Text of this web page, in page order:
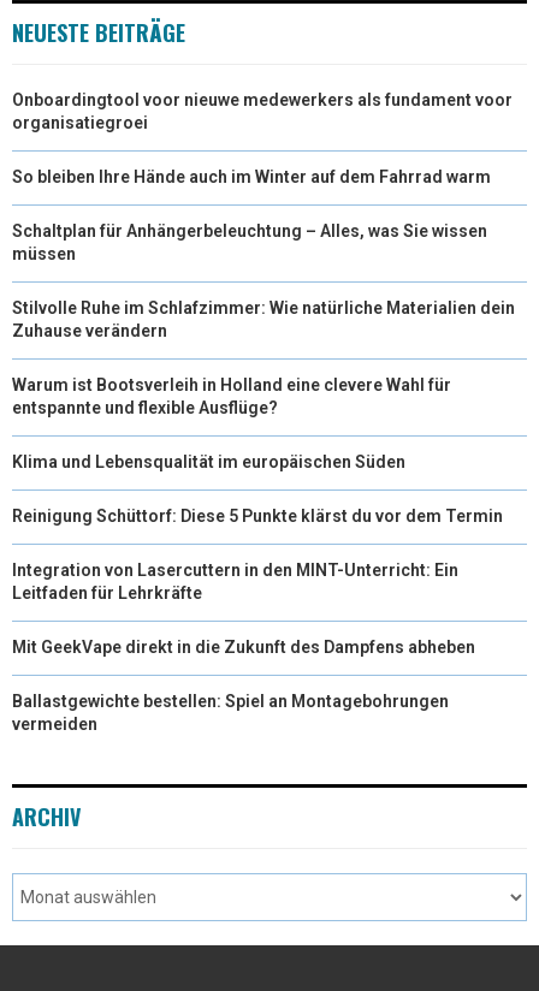
NEUESTE BEITRÄGE
Onboardingtool voor nieuwe medewerkers als fundament voor
organisatiegroei
So bleiben Ihre Hände auch im Winter auf dem Fahrrad warm
Schaltplan für Anhängerbeleuchtung – Alles, was Sie wissen
müssen
Stilvolle Ruhe im Schlafzimmer: Wie natürliche Materialien dein
Zuhause verändern
Warum ist Bootsverleih in Holland eine clevere Wahl für
entspannte und flexible Ausflüge?
Klima und Lebensqualität im europäischen Süden
Reinigung Schüttorf: Diese 5 Punkte klärst du vor dem Termin
Integration von Lasercuttern in den MINT-Unterricht: Ein
Leitfaden für Lehrkräfte
Mit GeekVape direkt in die Zukunft des Dampfens abheben
Ballastgewichte bestellen: Spiel an Montagebohrungen
vermeiden
ARCHIV